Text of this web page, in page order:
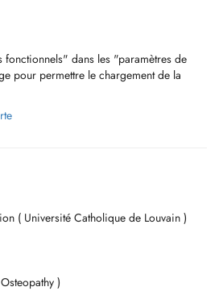
fonctionnels" dans les "paramètres de
pour permettre le chargement de la
( Université Catholique de Louvain )
)